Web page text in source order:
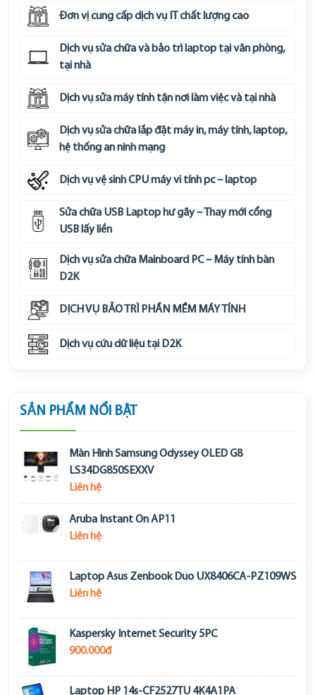
Đơn vị cung cấp dịch vụ IT chất lượng cao
Dịch vụ sửa chữa và bảo trì laptop tại văn phòng,
tại nhà
Dịch vụ sửa máy tính tận nơi làm việc và tại nhà
Dịch vụ sửa chữa lắp đặt máy in, máy tính, laptop,
hệ thống an ninh mạng
Dịch vụ vệ sinh CPU máy vi tính pc – laptop
Sửa chữa USB Laptop hư gãy – Thay mới cổng
USB lấy liền
Dịch vụ sửa chữa Mainboard PC – Máy tính bàn
D2K
DỊCH VỤ BẢO TRÌ PHẦN MỀM MÁY TÍNH
Dịch vụ cứu dữ liệu tại D2K
SẢN PHẨM NỔI BẬT
Màn Hình Samsung Odyssey OLED G8
LS34DG850SEXXV
Liên hệ
Aruba Instant On AP11
Liên hệ
Laptop Asus Zenbook Duo UX8406CA-PZ109WS
Liên hệ
Kaspersky Internet Security 5PC
900.000đ
Laptop HP 14s-CF2527TU 4K4A1PA